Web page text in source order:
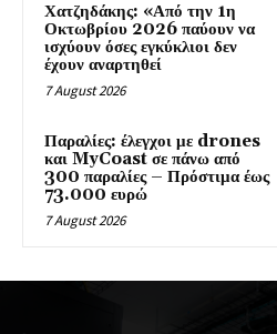
Χατζηδάκης: «Από την 1η
Οκτωβρίου 2026 παύουν να
ισχύουν όσες εγκύκλιοι δεν
έχουν αναρτηθεί
7 August 2026
Παραλίες: έλεγχοι με drones
και MyCoast σε πάνω από
300 παραλίες – Πρόστιμα έως
73.000 ευρώ
7 August 2026